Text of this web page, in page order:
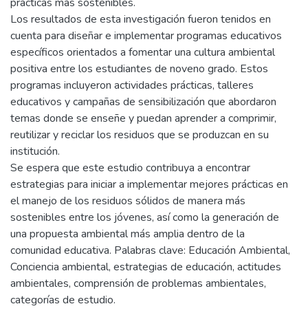
Los resultados de esta investigación fueron tenidos en
cuenta para diseñar e implementar programas educativos
específicos orientados a fomentar una cultura ambiental
positiva entre los estudiantes de noveno grado. Estos
programas incluyeron actividades prácticas, talleres
educativos y campañas de sensibilización que abordaron
temas donde se enseñe y puedan aprender a comprimir,
reutilizar y reciclar los residuos que se produzcan en su
institución.
Se espera que este estudio contribuya a encontrar
estrategias para iniciar a implementar mejores prácticas en
el manejo de los residuos sólidos de manera más
sostenibles entre los jóvenes, así como la generación de
una propuesta ambiental más amplia dentro de la
comunidad educativa. Palabras clave: Educación Ambiental,
Conciencia ambiental, estrategias de educación, actitudes
ambientales, comprensión de problemas ambientales,
categorías de estudio.